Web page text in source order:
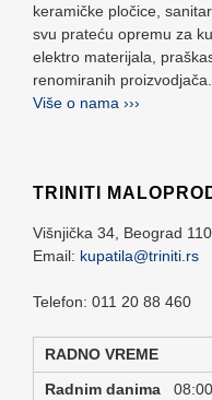
keramičke pločice,
svu prateću opremu za
elektro materijala,
renomiranih proizvodjača.
Više o nama ›››
TRINITI
Višnjička 34, Beograd
Email: kupatila@triniti.rs
Telefon: 011 20 88 460
RADNO VREME
Radnim danima